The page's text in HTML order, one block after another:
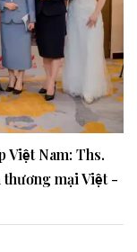
Việt Nam: Ths.
mại Việt -